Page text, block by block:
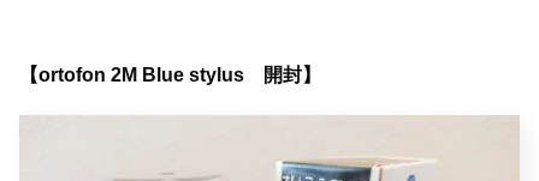
【ortofon 2M Blue stylus 開封】